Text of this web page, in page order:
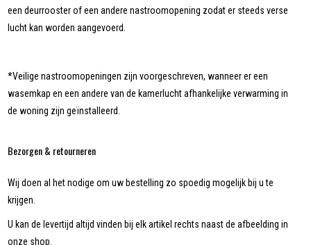
een deurrooster of een andere nastroomopening zodat er steeds verse
lucht kan worden aangevoerd.
*Veilige nastroomopeningen zijn voorgeschreven, wanneer er een
wasemkap en een andere van de kamerlucht afhankelijke verwarming in
de woning zijn geïnstalleerd.
Bezorgen & retourneren
Wij doen al het nodige om uw bestelling zo spoedig mogelijk bij u te
krijgen.
U kan de levertijd altijd vinden bij elk artikel rechts naast de afbeelding in
onze shop.